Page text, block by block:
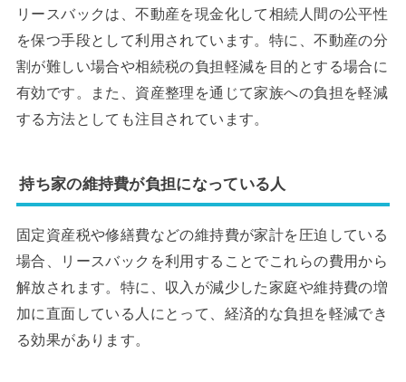
リースバックは、不動産を現金化して相続人間の公平性
を保つ手段として利用されています。特に、不動産の分
割が難しい場合や相続税の負担軽減を目的とする場合に
有効です。また、資産整理を通じて家族への負担を軽減
する方法としても注目されています。
持ち家の維持費が負担になっている人
固定資産税や修繕費などの維持費が家計を圧迫している
場合、リースバックを利用することでこれらの費用から
解放されます。特に、収入が減少した家庭や維持費の増
加に直面している人にとって、経済的な負担を軽減でき
る効果があります。